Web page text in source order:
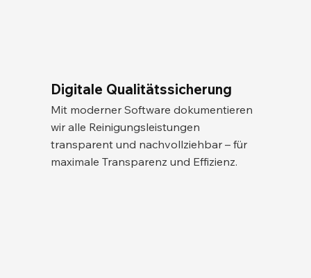
Digitale Qualitätssicherung
Mit moderner Software dokumentieren
wir alle Reinigungsleistungen
transparent und nachvollziehbar – für
maximale Transparenz und Effizienz.